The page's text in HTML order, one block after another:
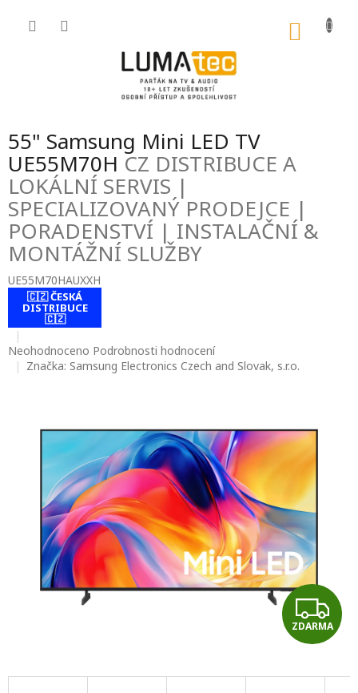
55" Samsung Mini LED TV
UE55M70H CZ DISTRIBUCE A
LOKÁLNÍ SERVIS |
SPECIALIZOVANÝ PRODEJCE |
PORADENSTVÍ | INSTALAČNÍ &
MONTÁŽNÍ SLUŽBY
UE55M70HAUXXH
🇨🇿 ČESKÁ
DISTRIBUCE
🇨🇿
Průměrné
hodnocení
hvězdiček.
Neohodnoceno Podrobnosti hodnocení
Značka: Samsung Electronics Czech and Slovak, s.r.o.
Z
D
A
ZDARMA